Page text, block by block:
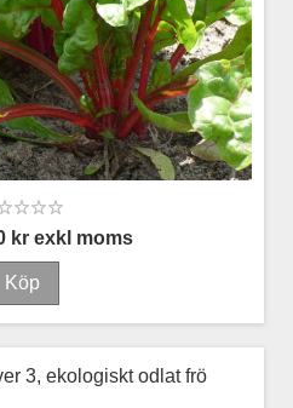
kr exkl moms
3, ekologiskt odlat frö